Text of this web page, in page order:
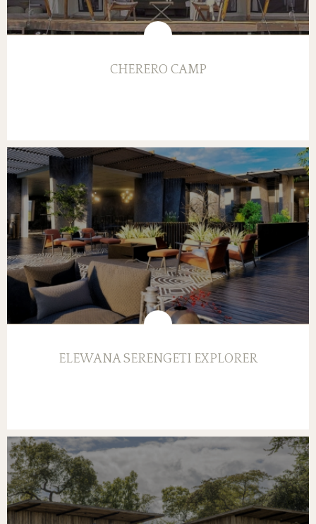
CHERERO CAMP
ELEWANA SERENGETI EXPLORER